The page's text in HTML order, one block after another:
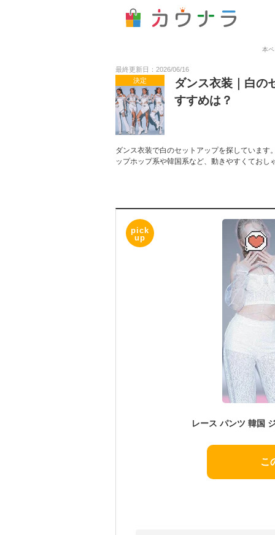
本
最終更新日：2026/06/16
決定
ダンス衣装｜白の
すすめは？
ダンス衣装で白のセットアップを探していま
ップホップ系や韓国系など、動きやすくておし
pick
up
こ